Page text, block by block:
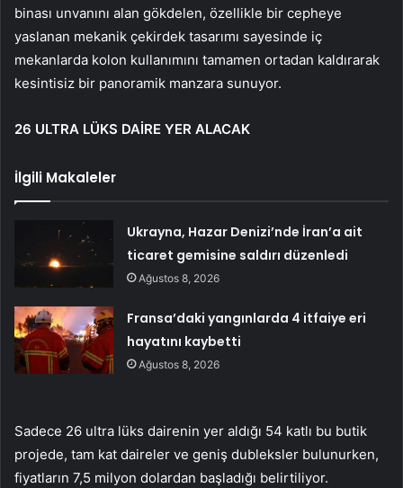
binası unvanını alan gökdelen, özellikle bir cepheye
yaslanan mekanik çekirdek tasarımı sayesinde iç
mekanlarda kolon kullanımını tamamen ortadan kaldırarak
kesintisiz bir panoramik manzara sunuyor.
26 ULTRA LÜKS DAİRE YER ALACAK
İlgili Makaleler
Ukrayna, Hazar Denizi’nde İran’a ait
ticaret gemisine saldırı düzenledi
Ağustos 8, 2026
Fransa’daki yangınlarda 4 itfaiye eri
hayatını kaybetti
Ağustos 8, 2026
Sadece 26 ultra lüks dairenin yer aldığı 54 katlı bu butik
projede, tam kat daireler ve geniş dubleksler bulunurken,
fiyatların 7,5 milyon dolardan başladığı belirtiliyor.